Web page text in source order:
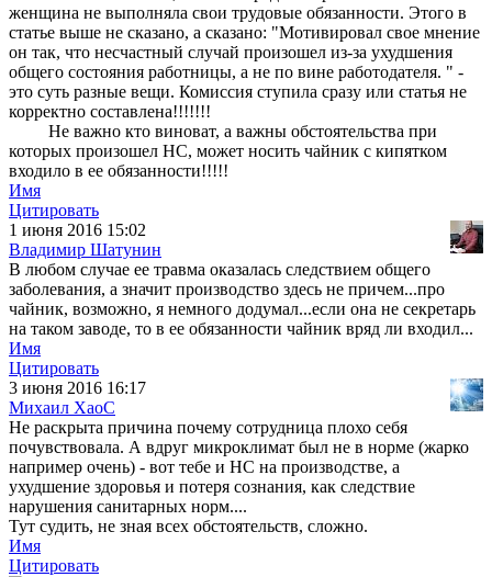
женщина не выполняла свои трудовые обязанности. Этого в
статье выше не сказано, а сказано: "Мотивировал свое мнение
он так, что несчастный случай произошел из-за ухудшения
общего состояния работницы, а не по вине работодателя. " -
это суть разные вещи. Комиссия ступила сразу или статья не
корректно составлена!!!!!!!
Не важно кто виноват, а важны обстоятельства при
которых произошел НС, может носить чайник с кипятком
входило в ее обязанности!!!!!
Имя
Цитировать
1 июня 2016 15:02
Владимир Шатунин
В любом случае ее травма оказалась следствием общего
заболевания, а значит производство здесь не причем...про
чайник, возможно, я немного додумал...если она не секретарь
на таком заводе, то в ее обязанности чайник вряд ли входил...
Имя
Цитировать
3 июня 2016 16:17
Михаил ХаоС
Не раскрыта причина почему сотрудница плохо себя
почувствовала. А вдруг микроклимат был не в норме (жарко
например очень) - вот тебе и НС на производстве, а
ухудшение здоровья и потеря сознания, как следствие
нарушения санитарных норм....
Тут судить, не зная всех обстоятельств, сложно.
Имя
Цитировать